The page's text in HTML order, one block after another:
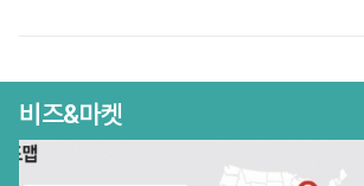
비즈&마켓